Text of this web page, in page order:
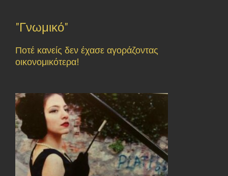
"Γνωμικό"
Ποτέ κανείς δεν έχασε αγοράζοντας
οικονομικότερα!